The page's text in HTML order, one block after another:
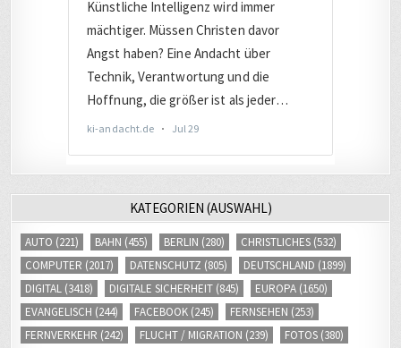
KATEGORIEN (AUSWAHL)
AUTO (221) BAHN (455) BERLIN (280) CHRISTLICHES (532)
COMPUTER (2017) DATENSCHUTZ (805) DEUTSCHLAND (1899)
DIGITAL (3418) DIGITALE SICHERHEIT (845) EUROPA (1650)
EVANGELISCH (244) FACEBOOK (245) FERNSEHEN (253)
FERNVERKEHR (242) FLUCHT / MIGRATION (239) FOTOS (380)